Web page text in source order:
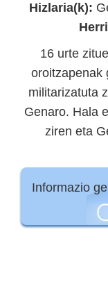
Hizlaria(k):
16 urte
oroitzapenak
militarizatuta
Genaro. Hala
ziren eta
Informazio